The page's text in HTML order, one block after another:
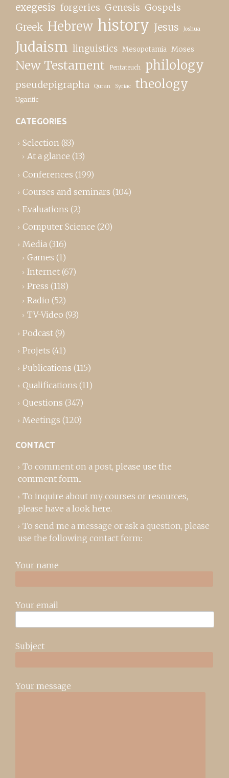
exegesis forgeries Genesis Gospels
Greek Hebrew history Jesus Joshua
Judaism linguistics Mesopotamia Moses
New Testament Pentateuch philology
pseudepigrapha Quran Syriac theology
Ugaritic
CATEGORIES
Selection (83)
At a glance (13)
Conferences (199)
Courses and seminars (104)
Evaluations (2)
Computer Science (20)
Media (316)
Games (1)
Internet (67)
Press (118)
Radio (52)
TV-Video (93)
Podcast (9)
Projets (41)
Publications (115)
Qualifications (11)
Questions (347)
Meetings (120)
CONTACT
To comment on a post, please use the
comment form..
To inquire about my courses or resources,
please have a look here.
To send me a message or ask a question, please
use the following contact form:
Your name
Your email
Subject
Your message